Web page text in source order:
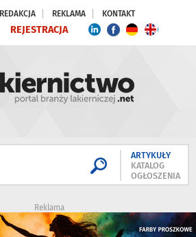
REDAKCJA REKLAMA KONTAKT
REJESTRACJA
ARTYKUŁY
KATALOG
OGŁOSZENIA
Reklama